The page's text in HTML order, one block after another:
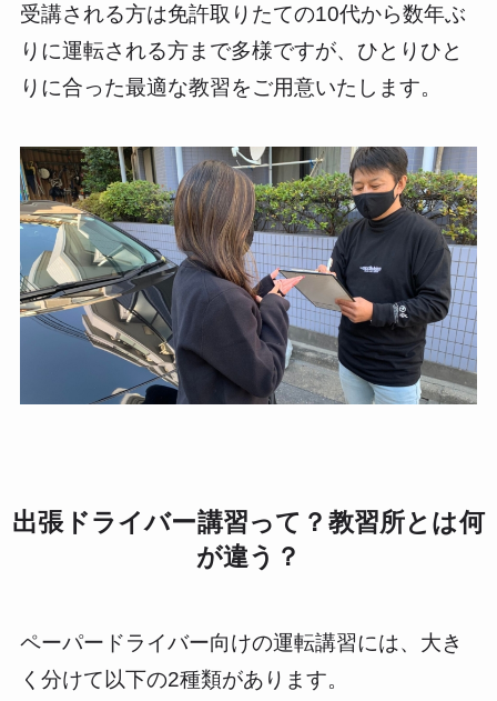
受講される方は免許取りたての10代から数年ぶ
りに運転される方まで多様ですが、ひとりひと
りに合った最適な教習をご用意いたします。
出張ドライバー講習って？教習所とは何
が違う？
ペーパードライバー向けの運転講習には、大き
く分けて以下の2種類があります。